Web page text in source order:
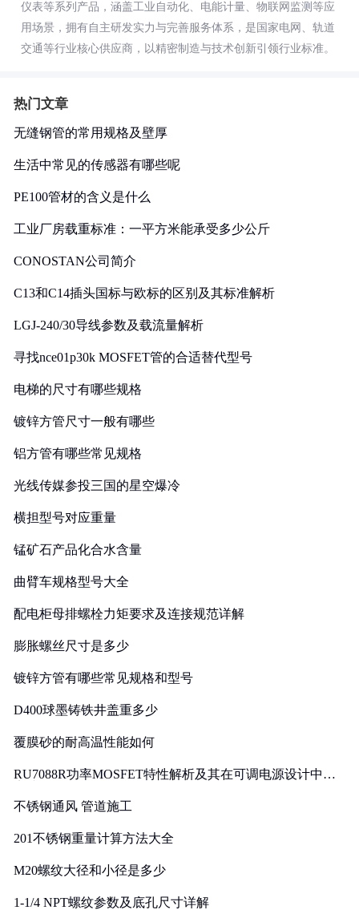
仪表等系列产品，涵盖工业自动化、电能计量、物联网监测等应
用场景，拥有自主研发实力与完善服务体系，是国家电网、轨道
交通等行业核心供应商，以精密制造与技术创新引领行业标准。
热门文章
无缝钢管的常用规格及壁厚
生活中常见的传感器有哪些呢
PE100管材的含义是什么
工业厂房载重标准：一平方米能承受多少公斤
CONOSTAN公司简介
C13和C14插头国标与欧标的区别及其标准解析
LGJ-240/30导线参数及载流量解析
寻找nce01p30k MOSFET管的合适替代型号
电梯的尺寸有哪些规格
镀锌方管尺寸一般有哪些
铝方管有哪些常见规格
光线传媒参投三国的星空爆冷
横担型号对应重量
锰矿石产品化合水含量
曲臂车规格型号大全
配电柜母排螺栓力矩要求及连接规范详解
膨胀螺丝尺寸是多少
镀锌方管有哪些常见规格和型号
D400球墨铸铁井盖重多少
覆膜砂的耐高温性能如何
RU7088R功率MOSFET特性解析及其在可调电源设计中的
不锈钢通风 管道施工
201不锈钢重量计算方法大全
M20螺纹大径和小径是多少
1-1/4 NPT螺纹参数及底孔尺寸详解